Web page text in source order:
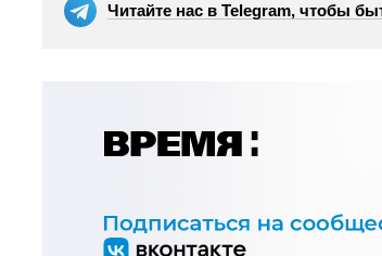
Читайте нас в Telegram, чтобы